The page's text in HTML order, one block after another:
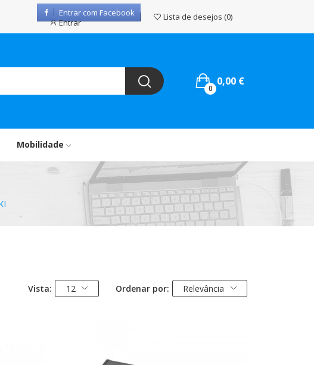
Entrar com Facebook
Entrar
Lista de desejos 0
0,00 €
0
Mobilidade
Vista: 12 Ordenar por: Relevância